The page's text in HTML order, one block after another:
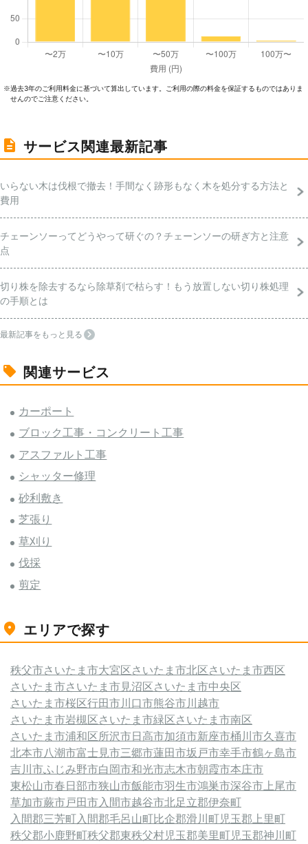
※過去3年のご利⽤料⾦に基づいて算出しています。ご利⽤の際の料⾦を保証するものではありま
せんのでご注意ください。
サービス関連最新記事
いらない木は伐根で撤去！手間なく跡形もなく木を処分する方法と
費用
チェーンソーってどうやって研ぐの？チェーンソーの研ぎ方と注意
点
切り株を除去するなら除草剤で枯らす！もう放置しない切り株処理
の手順とは
最新記事をもっと見る
関連サービス
カーポート
ブロック工事・コンクリート工事
アスファルト工事
シャッター修理
砂利敷き
芝張り
草刈り
伐採
剪定
エリアで探す
秩父市さいたま市大宮区さいたま市北区さいたま市西区
さいたま市さいたま市見沼区さいたま市中央区
さいたま市桜区行田市川口市熊谷市川越市
さいたま市岩槻区さいたま市緑区さいたま市南区
さいたま市浦和区所沢市日高市加須市新座市桶川市久喜市
北本市八潮市富士見市三郷市蓮田市坂戸市幸手市鶴ヶ島市
吉川市ふじみ野市白岡市和光市志木市朝霞市本庄市
東松山市春日部市狭山市飯能市羽生市鴻巣市深谷市上尾市
草加市蕨市戸田市入間市越谷市北足立郡伊奈町
入間郡三芳町入間郡毛呂山町比企郡滑川町児玉郡上里町
秩父郡小鹿野町秩父郡東秩父村児玉郡美里町児玉郡神川町